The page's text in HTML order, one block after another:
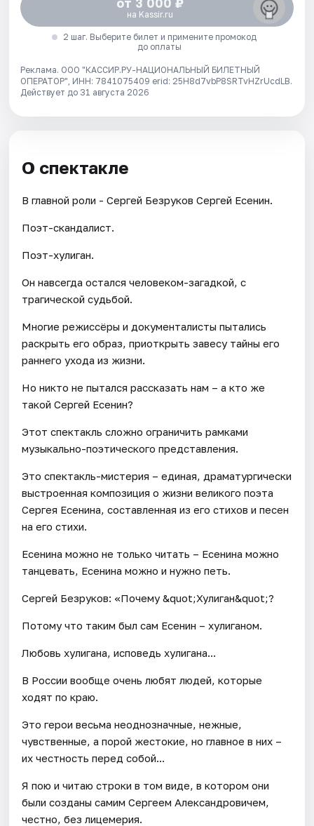
на Kassir.ru
2 шаг. Выберите билет и примените промокод
до оплаты
Реклама. ООО "КАССИР.РУ-НАЦИОНАЛЬНЫЙ БИЛЕТНЫЙ
ОПЕРАТОР", ИНН: 7841075409 erid: 25H8d7vbP8SRTvHZrUcdLB.
Действует до 31 августа 2026
О спектакле
В главной роли - Сергей Безруков Сергей Есенин.
Поэт-скандалист.
Поэт-хулиган.
Он навсегда остался человеком-загадкой, с
трагической судьбой.
Многие режиссёры и документалисты пытались
раскрыть его образ, приоткрыть завесу тайны его
раннего ухода из жизни.
Но никто не пытался рассказать нам – а кто же
такой Сергей Есенин?
Этот спектакль сложно ограничить рамками
музыкально-поэтического представления.
Это спектакль-мистерия – единая, драматургически
выстроенная композиция о жизни великого поэта
Сергея Есенина, составленная из его стихов и песен
на его стихи.
Есенина можно не только читать – Есенина можно
танцевать, Есенина можно и нужно петь.
Сергей Безруков: «Почему &quot;Хулиган&quot;?
Потому что таким был сам Есенин – хулиганом.
Любовь хулигана, исповедь хулигана...
В России вообще очень любят людей, которые
ходят по краю.
Это герои весьма неоднозначные, нежные,
чувственные, а порой жестокие, но главное в них –
их честность перед собой...
Я пою и читаю строки в том виде, в котором они
были созданы самим Сергеем Александровичем,
честно, без лицемерия.